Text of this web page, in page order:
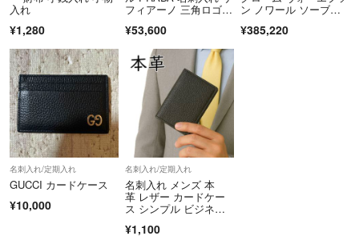
入れ
¥1,280
フィアーノ 三角ロゴ I
¥53,600
ン ノワール ソーブラ
ス 名刺入れ 定期入
¥385,220
名刺入れ/定期入れ
GUCCI カードケース
¥10,000
名刺入れ/定期入れ
名刺入れ メンズ 本
革 レザー カードケー
ス シンプル ビジネ
¥1,100